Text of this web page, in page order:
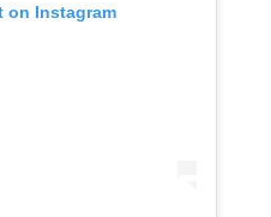
on Instagram